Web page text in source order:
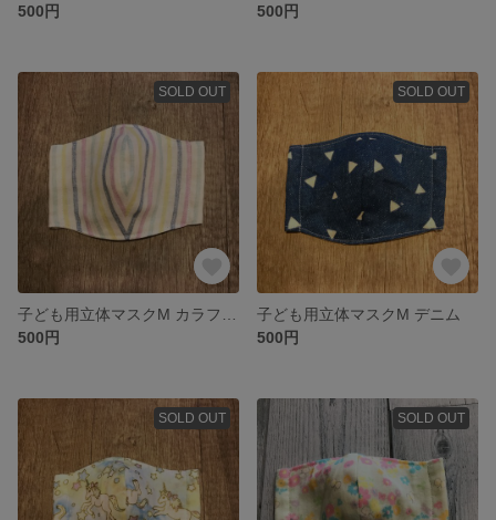
500円
500円
SOLD OUT
500円
SOLD OUT
子ども用立体マスクM デニム
500円
SOLD OUT SOLD OUT